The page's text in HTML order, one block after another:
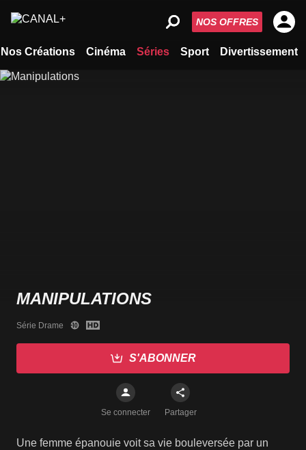
Nos Créations Cinéma Séries Sport Divertissement
NOS OFFRES
MANIPULATIONS
Série Drame
S'ABONNER
Se connecter Partager
Une femme épanouie voit sa vie bouleversée par un